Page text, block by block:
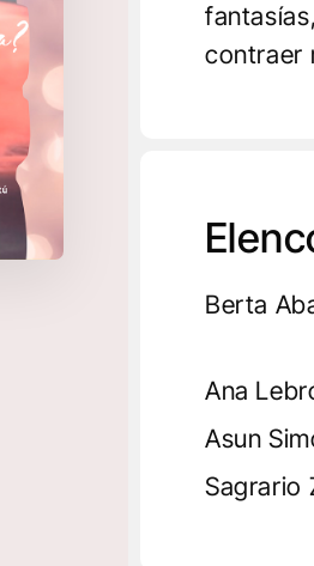
contraer
Berta
Ana
Asun
Sagrario